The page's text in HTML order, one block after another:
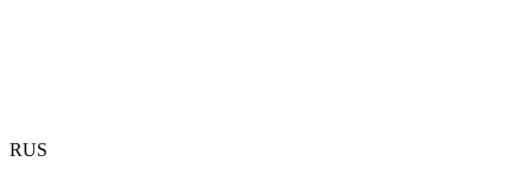
RUS